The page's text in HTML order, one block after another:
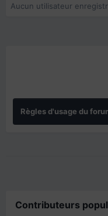
Aucun utilisateur
Règles d'usage du
Contributeurs